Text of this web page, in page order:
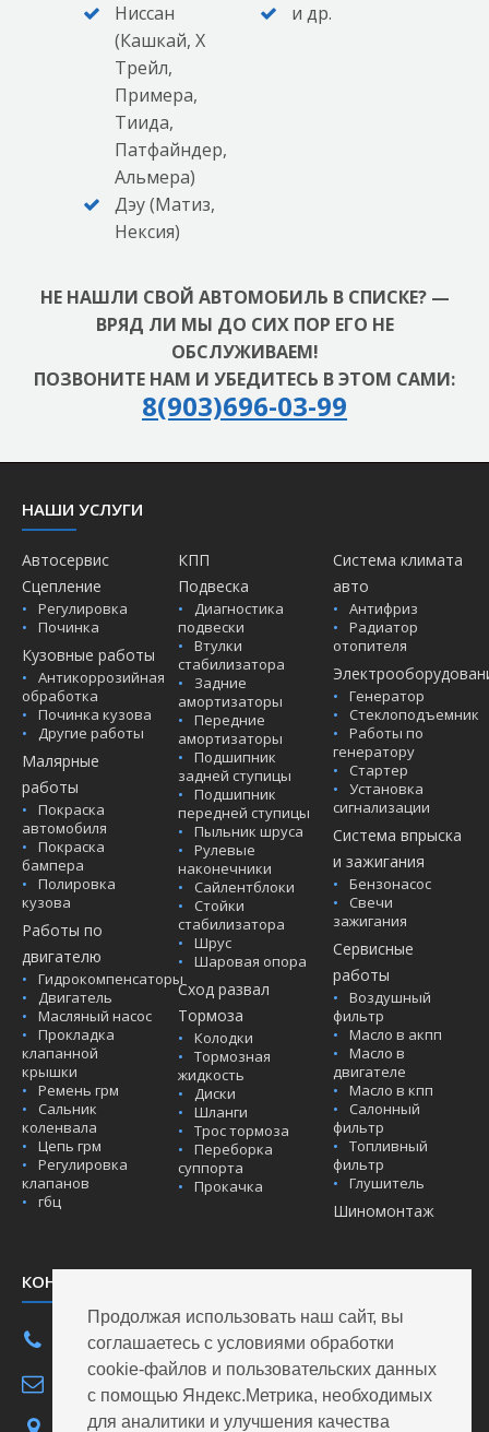
Ниссан
(Кашкай, Х
Трейл,
Примера,
Тиида,
Патфайндер,
Альмера)
Дэу (Матиз,
Нексия)
и др.
НЕ НАШЛИ СВОЙ АВТОМОБИЛЬ В СПИСКЕ? —
ВРЯД ЛИ МЫ ДО СИХ ПОР ЕГО НЕ
ОБСЛУЖИВАЕМ!
ПОЗВОНИТЕ НАМ И УБЕДИТЕСЬ В ЭТОМ САМИ:
8(903)696-03-99
НАШИ УСЛУГИ
Автосервис
Сцепление
Регулировка
Починка
Кузовные работы
Антикоррозийная
обработка
Починка кузова
Другие работы
Малярные
работы
Покраска
автомобиля
Покраска
бампера
Полировка
кузова
Работы по
двигателю
Гидрокомпенсаторы
Двигатель
Масляный насос
Прокладка
клапанной
крышки
Ремень грм
Сальник
коленвала
Цепь грм
Регулировка
клапанов
гбц
КПП
Подвеска
Диагностика
подвески
Втулки
стабилизатора
Задние
амортизаторы
Передние
амортизаторы
Подшипник
задней ступицы
Подшипник
передней ступицы
Пыльник шруса
Рулевые
наконечники
Сайлентблоки
Стойки
стабилизатора
Шрус
Шаровая опора
Сход развал
Тормоза
Колодки
Тормозная
жидкость
Диски
Шланги
Трос тормоза
Переборка
суппорта
Прокачка
Система климата
авто
Антифриз
Радиатор
отопителя
Генератор
Стеклоподъемник
Работы по
генератору
Стартер
Установка
сигнализации
Система впрыска
и зажигания
Бензонасос
Свечи
зажигания
Сервисные
работы
Воздушный
фильтр
Масло в акпп
Масло в
двигателе
Масло в кпп
Салонный
фильтр
Топливный
фильтр
Глушитель
Шиномонтаж
КОНТАКТЫ
8(903)696-03-99
info@aw137.ru
Продолжая использовать наш сайт, вы
соглашаетесь с условиями обработки
cookie-файлов и пользовательских данных
с помощью Яндекс.Метрика, необходимых
для аналитики и улучшения качества